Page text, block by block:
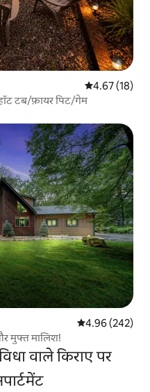
औसत रेटिंग 5 में
4.67 (18)
टब/फ़ायर पिट/गेम
औसत रेटिंग 5 में से
4.96 (242)
मुफ्त मालिश!
वाले किराए पर